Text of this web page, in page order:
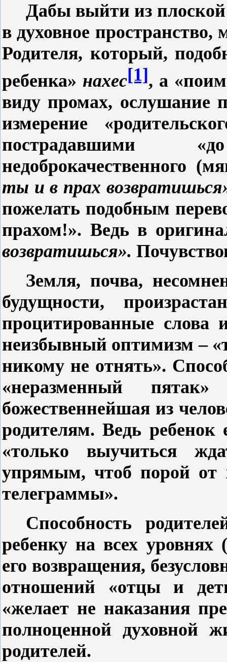
Дабы выйти из плоской
в духовное
Родителя, который,
ребенка» нахес[1], а
виду промах, ослушание
измерение
пострадавшими
недоброкачественного
ты и в прах
пожелать подобным
прахом!». Ведь в
возвратишься».
Земля, почва,
будущности,
процитированные слова
неизбывный оптимизм –
никому не отнять».
«неразменный
божественнейшая из
родителям. Ведь
«только выучиться
упрямым, чтоб порой от
телеграммы».
Способность
ребенку на всех уровнях
его возвращения,
отношений «отцы и
«желает не наказания
полноценной духовной
родителей.